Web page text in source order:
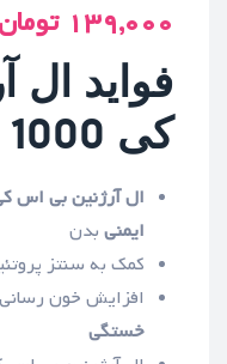
۱۳۹,۰۰۰ تومان
فواید ال
کی 1000 میلی گرم :
ال آرژنین بی اس کی
ایمنی بدن
کمک به سنتز
افزایش خون
خستگی